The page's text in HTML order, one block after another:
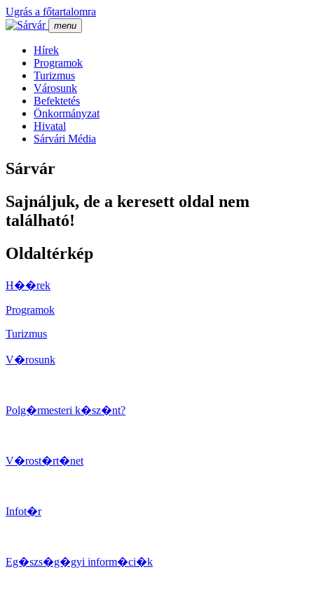
Ugrás a főtartalomra
menu
Hí­rek
Programok
Turizmus
Városunk
Befektetés
Önkormányzat
Hivatal
Sárvári Média
Sárvár
Sajnáljuk, de a keresett oldal nem
található!
Oldaltérkép
H��rek
Programok
Turizmus
V�rosunk
Polg�rmesteri k�sz�nt?
V�rost�rt�net
Infot�r
Eg�szs�g�gyi inform�ci�k